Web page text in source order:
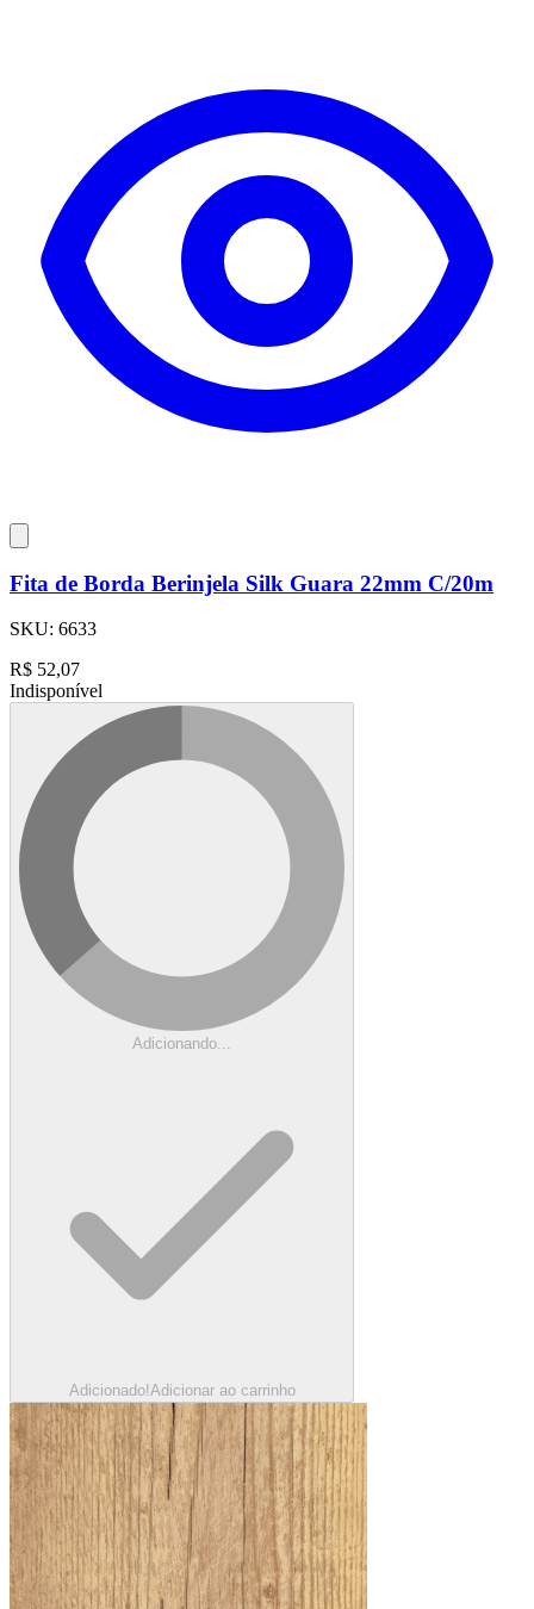
Fita de Borda Berinjela Silk Guara 22mm C/20m
SKU: 6633
R$ 52,07
Indisponível
Adicionando...
Adicionado!Adicionar ao carrinho